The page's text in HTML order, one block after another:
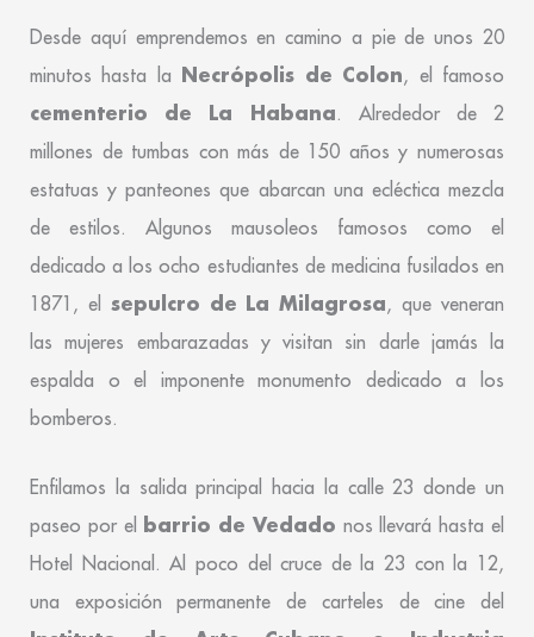
Desde aquí emprendemos en camino a pie de unos 20
minutos hasta la Necrópolis de Colon, el famoso
cementerio de La Habana. Alrededor de 2
millones de tumbas con más de 150 años y numerosas
estatuas y panteones que abarcan una ecléctica mezcla
de estilos. Algunos mausoleos famosos como el
dedicado a los ocho estudiantes de medicina fusilados en
1871, el sepulcro de La Milagrosa, que veneran
las mujeres embarazadas y visitan sin darle jamás la
espalda o el imponente monumento dedicado a los
bomberos.
Enfilamos la salida principal hacia la calle 23 donde un
paseo por el barrio de Vedado nos llevará hasta el
Hotel Nacional. Al poco del cruce de la 23 con la 12,
una exposición permanente de carteles de cine del